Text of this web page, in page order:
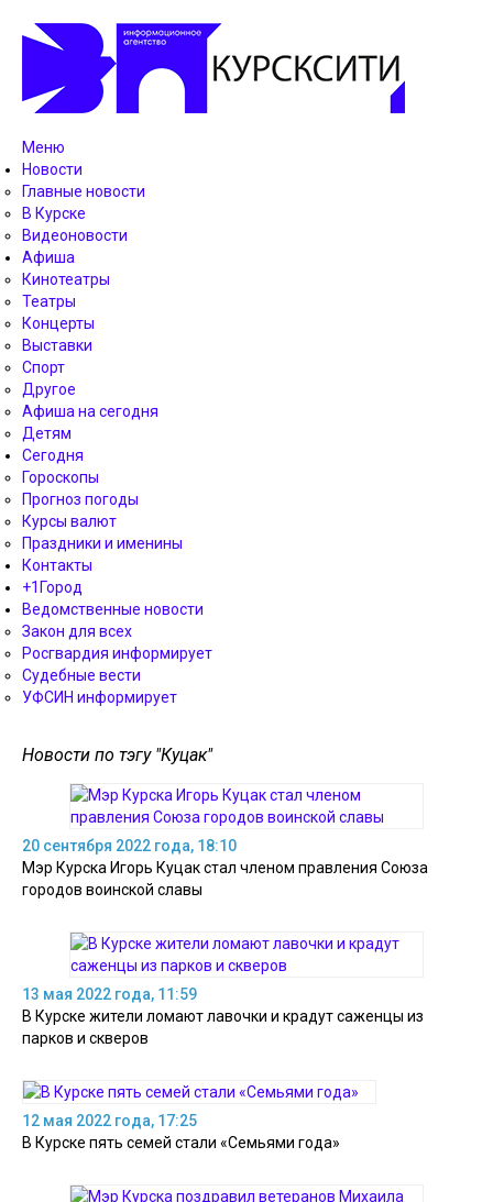
Меню
Новости
Главные новости
В Курске
Видеоновости
Афиша
Кинотеатры
Театры
Концерты
Выставки
Спорт
Другое
Афиша на сегодня
Детям
Сегодня
Гороскопы
Прогноз погоды
Курсы валют
Праздники и именины
Контакты
+1Город
Ведомственные новости
Закон для всех
Росгвардия информирует
Судебные вести
УФСИН информирует
Новости по тэгу "Куцак"
20 сентября 2022 года, 18:10
Мэр Курска Игорь Куцак стал членом правления Союза
городов воинской славы
13 мая 2022 года, 11:59
В Курске жители ломают лавочки и крадут саженцы из
парков и скверов
12 мая 2022 года, 17:25
В Курске пять семей стали «Семьями года»